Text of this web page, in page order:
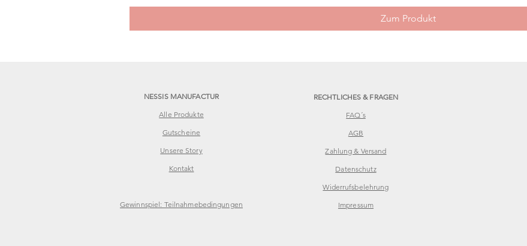
Zum Produkt
NESSIS MANUFACTUR
Alle Produkte
Gutscheine
Unsere Story
Kontakt
Gewinnspiel: Teilnahmebedingungen
RECHTLICHES & FRAGEN
FAQ´s
AGB
Zahlung & Versand
Datenschutz
Widerrufsbelehrung
Impressum